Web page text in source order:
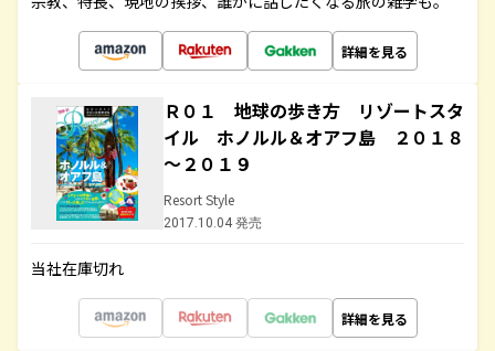
詳細を見る
Ｒ０１ 地球の歩き方 リゾートスタ
イル ホノルル＆オアフ島 ２０１８
～２０１９
Resort Style
2017.10.04 発売
当社在庫切れ
詳細を見る